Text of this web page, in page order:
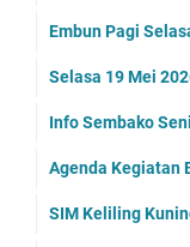
Embun Pagi
Selasa 19 Mei
Info Sembako
Agenda Kegiatan
SIM Keliling